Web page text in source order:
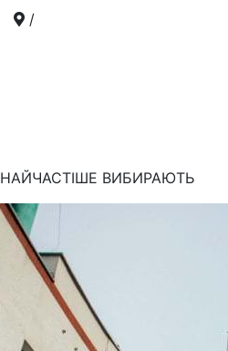
/
НАЙЧАСТІШЕ ВИБИРАЮТЬ